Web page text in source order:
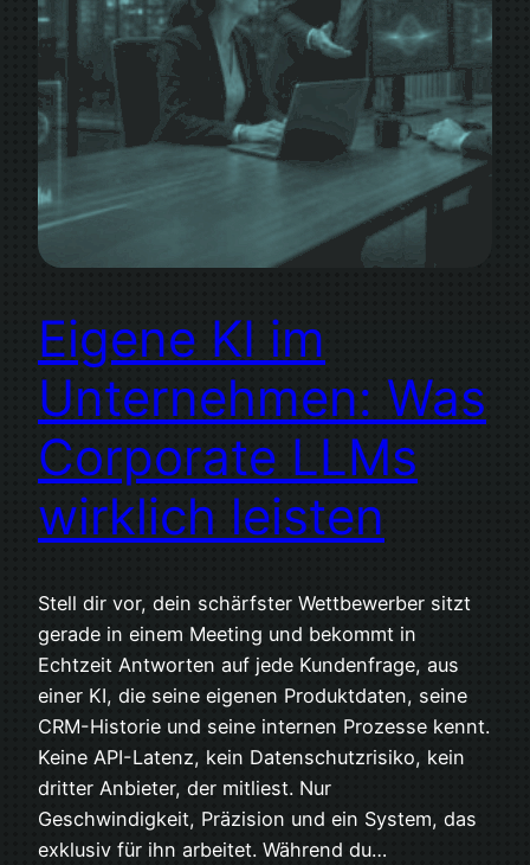
Eigene KI im
Unternehmen: Was
Corporate LLMs
wirklich leisten
Stell dir vor, dein schärfster Wettbewerber sitzt
gerade in einem Meeting und bekommt in
Echtzeit Antworten auf jede Kundenfrage, aus
einer KI, die seine eigenen Produktdaten, seine
CRM-Historie und seine internen Prozesse kennt.
Keine API-Latenz, kein Datenschutzrisiko, kein
dritter Anbieter, der mitliest. Nur
Geschwindigkeit, Präzision und ein System, das
exklusiv für ihn arbeitet. Während du…